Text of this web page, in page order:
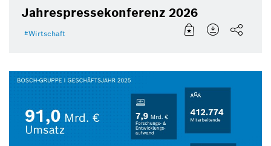
Jahrespressekonferenz 2026
Wirtschaft